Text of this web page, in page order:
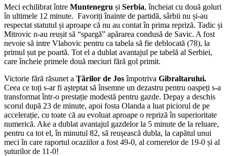
Meci echilibrat între Muntenegru și Serbia, încheiat cu două goluri
în ultimele 12 minute. Favoriți înainte de partidă, sârbii nu și-au
respectat statutul și aproape că nu au contat în prima repriză. Tadic și
Mitrovic n-au reușit să “spargă” apărarea condusă de Savic. A fost
nevoie să intre Vlahovic pentru ca tabela să fie deblocată (78), la
primul șut pe poartă. Tot el a dublat avantajul pe tabelă al Serbiei,
care încheie primele două meciuri fără gol primit.
Victorie fără răsunet a Țărilor de Josîmpotriva Gibraltarului.
Ceea ce toți s-ar fi așteptat să însemne un dezastru pentru oaspeți s-a
transformat într-o prestație modestă pentru gazde. Depay a deschis
scorul după 23 de minute, apoi fosta Olanda a luat piciorul de pe
accelerație, cu toate că au evoluat aproape o repriză în superioritate
numerică. Ake a dublat avantajul gazdelor la 5 minute de la reluare,
pentru ca tot el, în minutul 82, să reușească dubla, la capătul unui
meci în care raportul ocaziilor a fost 49-0, al cornerelor de 19-0 și al
șuturilor de 11-0!